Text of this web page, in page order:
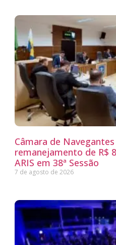
Câmara de
remanejamento de R$
ARIS em 38ª Sessão
7 de agosto de 2026